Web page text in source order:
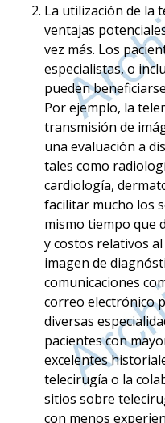
La utilización de la
ventajas
vez más. Los
especialistas, o
pueden
Por ejemplo, la
transmisión de
una evaluación a
tales como
cardiología,
facilitar mucho los
mismo tiempo que
y costos relativos
imagen de
comunicaciones
correo electrónico
diversas
pacientes con
excelentes
telecirugía o la
sitios sobre
con menos